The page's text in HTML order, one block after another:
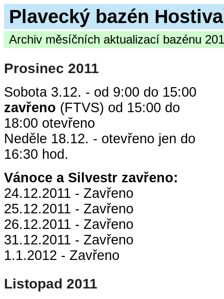
Plavecký bazén
Archiv měsíčních aktualizací bazénu
Prosinec 2011
Sobota 3.12. - od 9:00 do 15:00
zavřeno (FTVS) od 15:00 do
18:00 otevřeno
Neděle 18.12. - otevřeno jen do
16:30 hod.
Vánoce a Silvestr zavřeno:
24.12.2011 - Zavřeno
25.12.2011 - Zavřeno
26.12.2011 - Zavřeno
31.12.2011 - Zavřeno
1.1.2012 - Zavřeno
Listopad 2011